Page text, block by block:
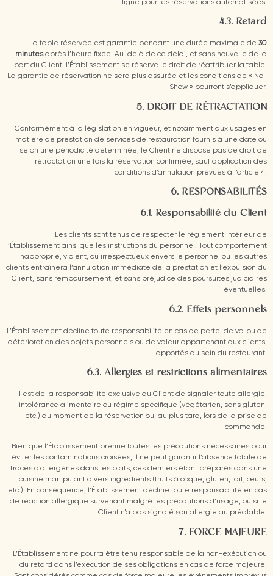
ligne pour les réservations automatisées.
4.3. Retard
La table réservée est garantie pendant une durée maximale de 30
minutesaprès l’heure fixée. Au-delà de ce délai, et sans nouvelle de la
part du Client, l’Établissement se réserve le droit de réattribuer la table.
La garantie de réservation ne sera plus assurée et les conditions de « No-
Show » pourront s’appliquer.
5. DROIT DE RÉTRACTATION
Conformément à la législation en vigueur, et notamment aux usages en
matière de prestation de services de restauration fournis à une date ou
selon une périodicité déterminée, le Client ne dispose pas de droit de
rétractation une fois la réservation confirmée, sauf application des
conditions d’annulation prévues à l’article 4.
6. RESPONSABILITÉS
6.1. Responsabilité du Client
Les clients sont tenus de respecter le règlement intérieur de
l’Établissement ainsi que les instructions du personnel. Tout comportement
inapproprié, violent, ou irrespectueux envers le personnel ou les autres
clients entraînera l’annulation immédiate de la prestation et l’expulsion du
Client, sans remboursement, et sans préjudice des poursuites judiciaires
éventuelles.
6.2. Effets personnels
L’Établissement décline toute responsabilité en cas de perte, de vol ou de
détérioration des objets personnels ou de valeur appartenant aux clients,
apportés au sein du restaurant.
6.3. Allergies et restrictions alimentaires
Il est de la responsabilité exclusive du Client de signaler toute allergie,
intolérance alimentaire ou régime spécifique (végétarien, sans gluten,
etc.) au moment de la réservation ou, au plus tard, lors de la prise de
commande.
Bien que l’Établissement prenne toutes les précautions nécessaires pour
éviter les contaminations croisées, il ne peut garantir l’absence totale de
traces d’allergènes dans les plats, ces derniers étant préparés dans une
cuisine manipulant divers ingrédients (fruits à coque, gluten, lait, œufs,
etc.). En conséquence, l’Établissement décline toute responsabilité en cas
de réaction allergique survenant malgré les précautions d’usage, ou si le
Client n’a pas signalé son allergie au préalable.
7. FORCE MAJEURE
L’Établissement ne pourra être tenu responsable de la non-exécution ou
du retard dans l’exécution de ses obligations en cas de force majeure.